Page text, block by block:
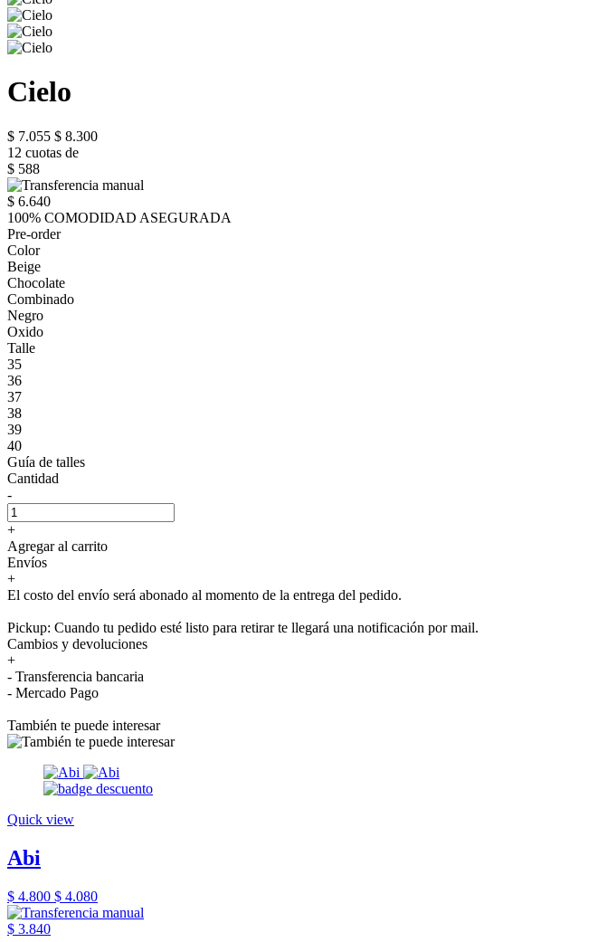
Cielo
$ 7.055 $ 8.300
12 cuotas de
$ 588
$ 6.640
100% COMODIDAD ASEGURADA
Pre-order
Color
Beige
Chocolate
Combinado
Negro
Oxido
Talle
35
36
37
38
39
40
Guía de talles
Cantidad
-
+
Agregar al carrito
Envíos
+
El costo del envío será abonado al momento de la entrega del pedido.
Pickup: Cuando tu pedido esté listo para retirar te llegará una notificación por mail.
Cambios y devoluciones
+
- Transferencia bancaria
- Mercado Pago
También te puede interesar
Quick view
Abi
$ 4.800 $ 4.080
$ 3.840